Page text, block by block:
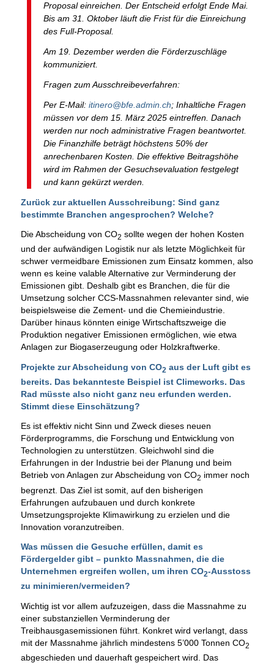
Proposal einreichen. Der Entscheid erfolgt Ende Mai.
Bis am 31. Oktober läuft die Frist für die Einreichung
des Full-Proposal.
Am 19. Dezember werden die Förderzuschläge
kommuniziert.
Fragen zum Ausschreibeverfahren:
Per E-Mail: itinero@bfe.admin.ch; Inhaltliche Fragen
müssen vor dem 15. März 2025 eintreffen. Danach
werden nur noch administrative Fragen beantwortet.
Die Finanzhilfe beträgt höchstens 50% der
anrechenbaren Kosten. Die effektive Beitragshöhe
wird im Rahmen der Gesuchsevaluation festgelegt
und kann gekürzt werden.
Zurück zur aktuellen Ausschreibung: Sind ganz
bestimmte Branchen angesprochen? Welche?
Die Abscheidung von CO2 sollte wegen der hohen Kosten
und der aufwändigen Logistik nur als letzte Möglichkeit für
schwer vermeidbare Emissionen zum Einsatz kommen, also
wenn es keine valable Alternative zur Verminderung der
Emissionen gibt. Deshalb gibt es Branchen, die für die
Umsetzung solcher CCS-Massnahmen relevanter sind, wie
beispielsweise die Zement- und die Chemieindustrie.
Darüber hinaus könnten einige Wirtschaftszweige die
Produktion negativer Emissionen ermöglichen, wie etwa
Anlagen zur Biogaserzeugung oder Holzkraftwerke.
Projekte zur Abscheidung von CO2 aus der Luft gibt es
bereits. Das bekannteste Beispiel ist Climeworks. Das
Rad müsste also nicht ganz neu erfunden werden.
Stimmt diese Einschätzung?
Es ist effektiv nicht Sinn und Zweck dieses neuen
Förderprogramms, die Forschung und Entwicklung von
Technologien zu unterstützen. Gleichwohl sind die
Erfahrungen in der Industrie bei der Planung und beim
Betrieb von Anlagen zur Abscheidung von CO2 immer noch
begrenzt. Das Ziel ist somit, auf den bisherigen
Erfahrungen aufzubauen und durch konkrete
Umsetzungsprojekte Klimawirkung zu erzielen und die
Innovation voranzutreiben.
Was müssen die Gesuche erfüllen, damit es
Fördergelder gibt – punkto Massnahmen, die die
Unternehmen ergreifen wollen, um ihren CO2-Ausstoss
zu minimieren/vermeiden?
Wichtig ist vor allem aufzuzeigen, dass die Massnahme zu
einer substanziellen Verminderung der
Treibhausgasemissionen führt. Konkret wird verlangt, dass
mit der Massnahme jährlich mindestens 5’000 Tonnen CO2
abgeschieden und dauerhaft gespeichert wird. Das